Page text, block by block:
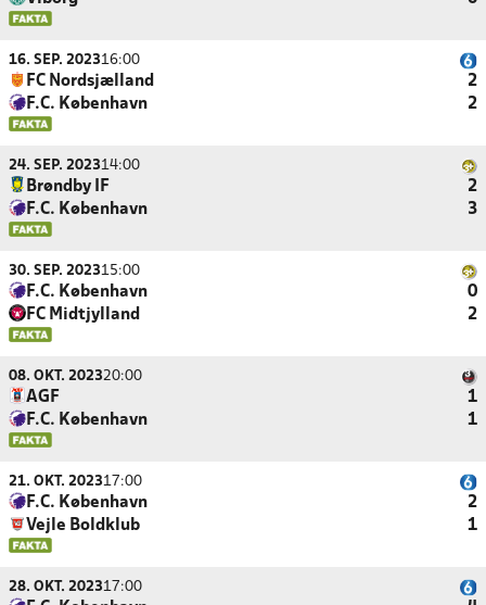
16. SEP. 202316:00
FC Nordsjælland
2
F.C. København
2
24. SEP. 202314:00
Brøndby IF
2
F.C. København
3
30. SEP. 202315:00
F.C. København
0
FC Midtjylland
2
08. OKT. 202320:00
AGF
1
F.C. København
1
21. OKT. 202317:00
F.C. København
2
Vejle Boldklub
1
28. OKT. 202317:00